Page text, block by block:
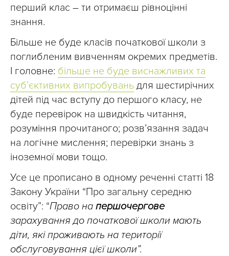
перший клас – ти отримаєш рівноцінні
знання.
Більше не буде класів початкової школи з
поглибленим вивченням окремих предметів.
І головне: більше не буде виснажливих та
суб’єктивних випробувань для шестирічних
дітей під час вступу до першого класу, не
буде перевірок на швидкість читання,
розуміння прочитаного; розв’язання задач
на логічне мислення; перевірки знань з
іноземної мови тощо.
Усе це прописано в одному реченні статті 18
Закону України “Про загальну середню
освіту”: “Право на першочергове
зарахування до початкової школи мають
діти, які проживають на території
обслуговування цієї школи”.